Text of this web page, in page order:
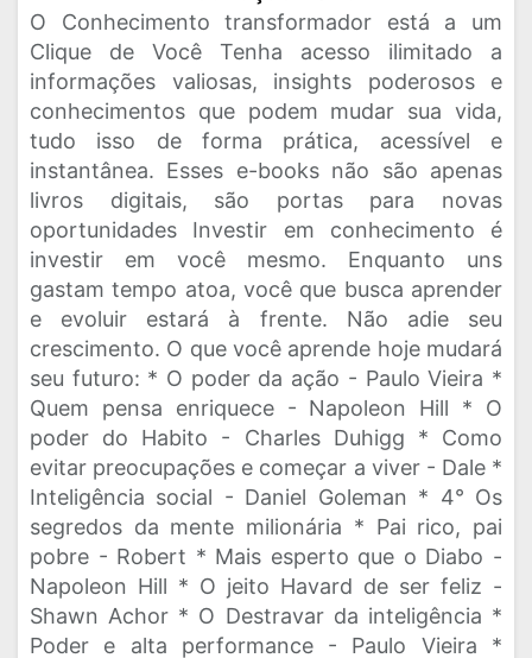
O Conhecimento transformador está a um
Clique de Você Tenha acesso ilimitado a
informações valiosas, insights poderosos e
conhecimentos que podem mudar sua vida,
tudo isso de forma prática, acessível e
instantânea. Esses e-books não são apenas
livros digitais, são portas para novas
oportunidades Investir em conhecimento é
investir em você mesmo. Enquanto uns
gastam tempo atoa, você que busca aprender
e evoluir estará à frente. Não adie seu
crescimento. O que você aprende hoje mudará
seu futuro: * O poder da ação - Paulo Vieira *
Quem pensa enriquece - Napoleon Hill * O
poder do Habito - Charles Duhigg * Como
evitar preocupações e começar a viver - Dale *
Inteligência social - Daniel Goleman * 4° Os
segredos da mente milionária * Pai rico, pai
pobre - Robert * Mais esperto que o Diabo -
Napoleon Hill * O jeito Havard de ser feliz -
Shawn Achor * O Destravar da inteligência *
Poder e alta performance - Paulo Vieira *